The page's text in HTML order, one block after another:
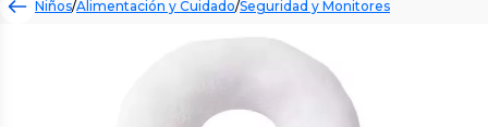
Niños/Alimentación y Cuidado/Seguridad y Monitores